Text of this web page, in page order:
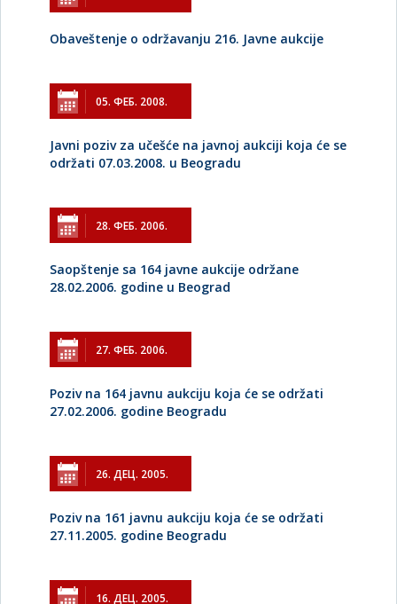
Obaveštenje o održavanju 216. Javne aukcije
05. ФЕБ. 2008.
Javni poziv za učešće na javnoj aukciji koja će se
održati 07.03.2008. u Beogradu
28. ФЕБ. 2006.
Saopštenje sa 164 javne aukcije održane
28.02.2006. godine u Beograd
27. ФЕБ. 2006.
Poziv na 164 javnu aukciju koja će se održati
27.02.2006. godine Beogradu
26. ДЕЦ. 2005.
Poziv na 161 javnu aukciju koja će se održati
27.11.2005. godine Beogradu
16. ДЕЦ. 2005.